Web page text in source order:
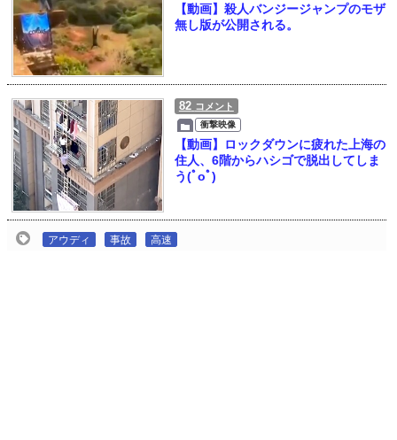
【動画】殺人バンジージャンプのモザ
無し版が公開される。
82 コメント
衝撃映像
【動画】ロックダウンに疲れた上海の
住人、6階からハシゴで脱出してしま
う(ﾟoﾟ)
アウディ 事故 高速